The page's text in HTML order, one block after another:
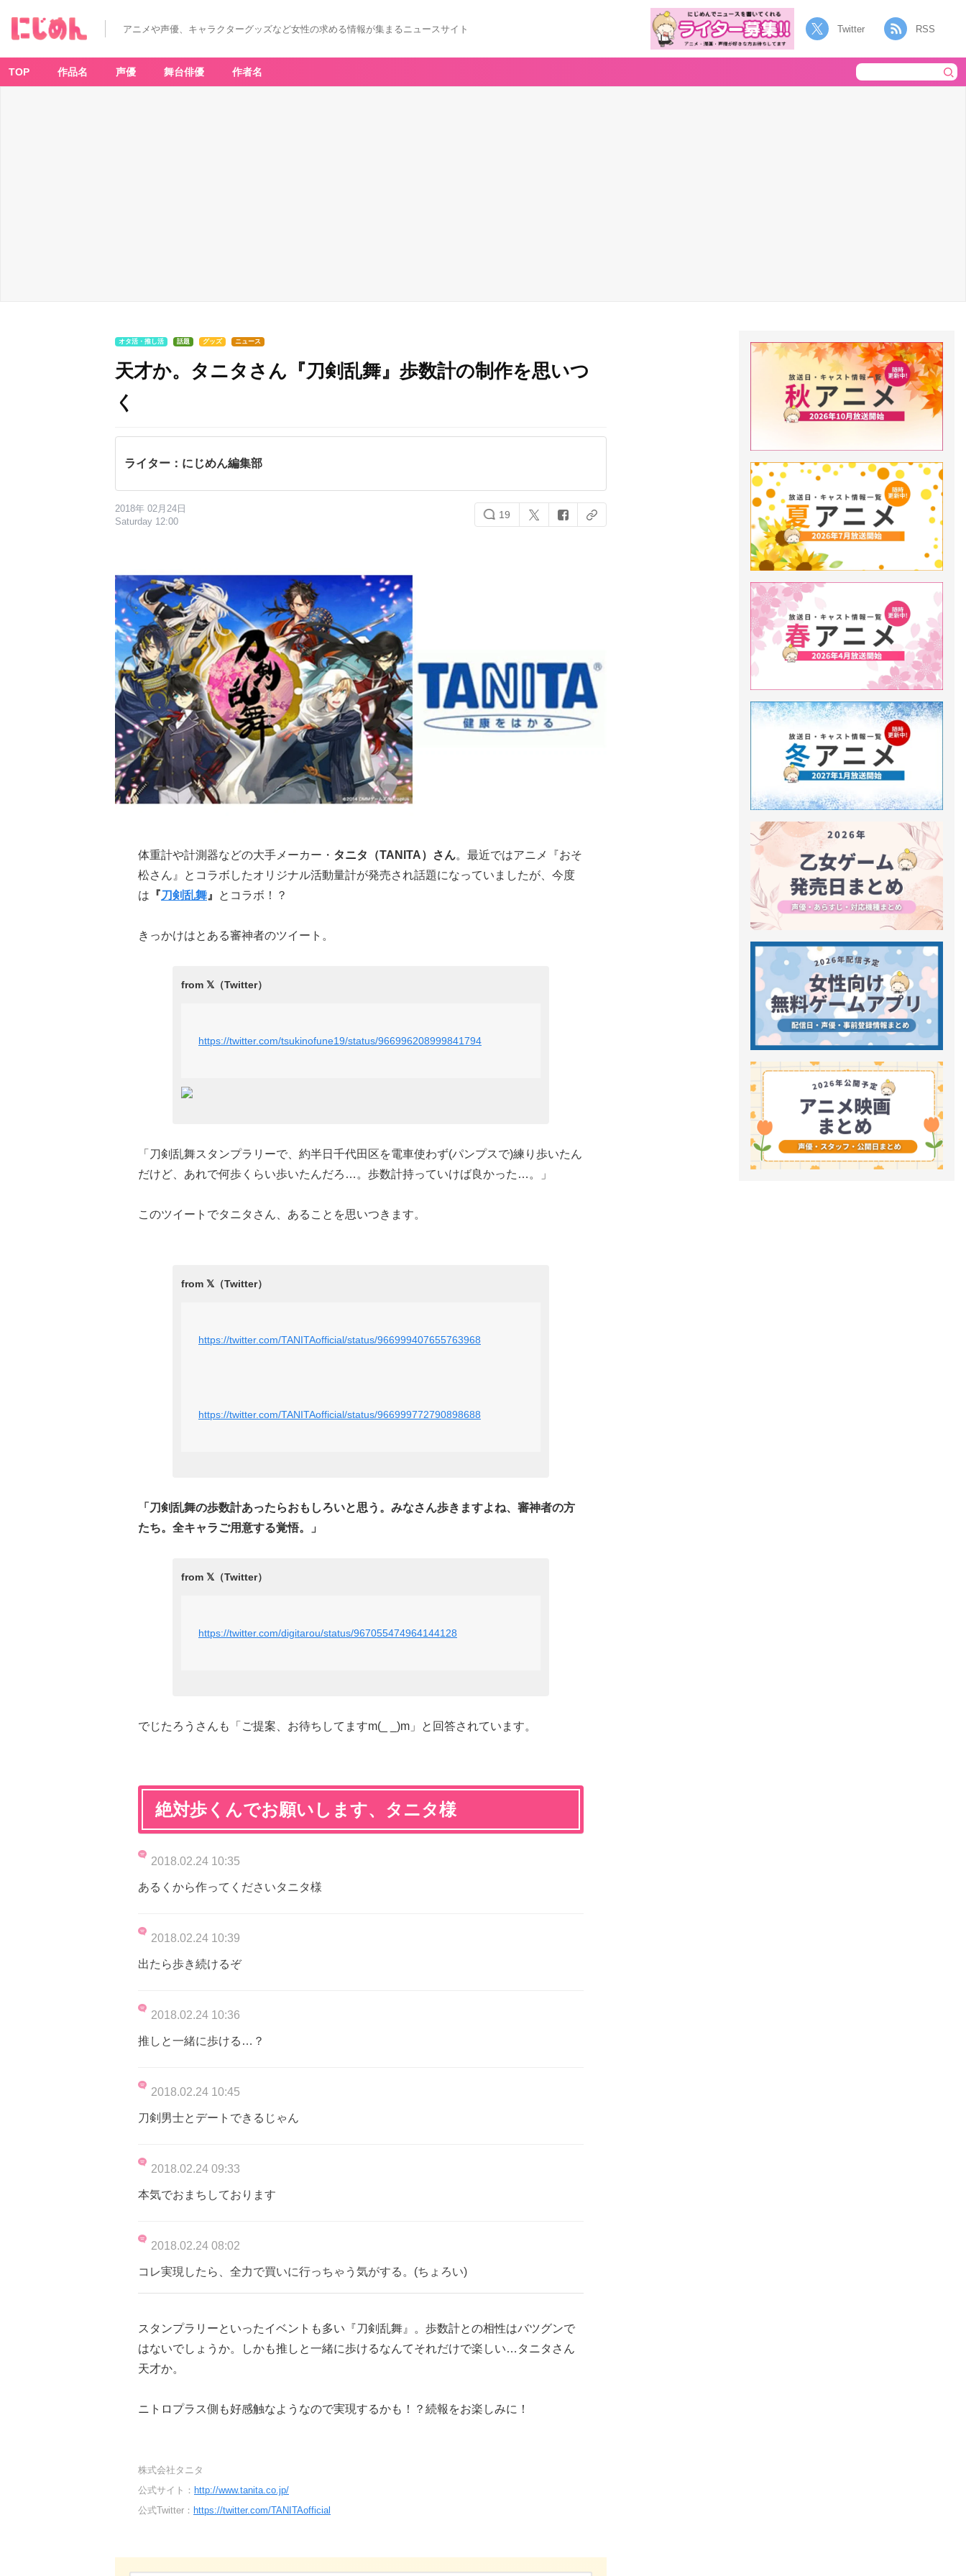
アニメや声優、キャラクターグッズなど女性の求める情報が集まるニュースサイト Twitter RSS
TOP 作品名 声優 舞台俳優 作者名
オタ活・推し活 話題 グッズ ニュース
天才か。タニタさん『刀剣乱舞』歩数計の制作を思いつ
く
ライター：にじめん編集部
2018年 02月24日
Saturday 12:00
19
体重計や計測器などの大手メーカー・ タニタ（TANITA）さん。最近ではアニメ『おそ
松さん』とコラボしたオリジナル活動量計が発売され話題になっていましたが、今度
は 『刀剣乱舞 』 とコラボ！？
きっかけはとある審神者のツイート。
https://twitter.com/tsukinofune19/status/966996208999841794
「刀剣乱舞スタンプラリーで、約半日千代田区を電車使わず(パンプスで)練り歩いたん
だけど、あれで何歩くらい歩いたんだろ…。歩数計持っていけば良かった…。」
このツイートでタニタさん、あることを思いつきます。
https://twitter.com/TANITAofficial/status/966999407655763968
https://twitter.com/TANITAofficial/status/966999772790898688
「刀剣乱舞の歩数計あったらおもしろいと思う。みなさん歩きますよね、審神者の方
たち。全キャラご用意する覚悟。」
https://twitter.com/digitarou/status/967055474964144128
でじたろうさんも「ご提案、お待ちしてますm(_ _)m」と回答されています。
絶対歩くんでお願いします、タニタ様
2018.02.24 10:35
あるくから作ってくださいタニタ様
2018.02.24 10:39
出たら歩き続けるぞ
2018.02.24 10:36
推しと一緒に歩ける…？
2018.02.24 10:45
刀剣男士とデートできるじゃん
2018.02.24 09:33
本気でおまちしております
2018.02.24 08:02
コレ実現したら、全力で買いに行っちゃう気がする。(ちょろい)
スタンプラリーといったイベントも多い『刀剣乱舞』。歩数計との相性はバツグンで
はないでしょうか。しかも推しと一緒に歩けるなんてそれだけで楽しい…タニタさん
天才か。
ニトロプラス側も好感触なようなので実現するかも！？続報をお楽しみに！
株式会社タニタ
公式サイト： http://www.tanita.co.jp/
公式Twitter： https://twitter.com/TANITAofficial